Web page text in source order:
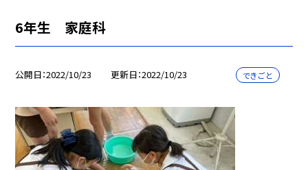
6年生 家庭科
公開日 2022/10/23 更新日 2022/10/23 できごと